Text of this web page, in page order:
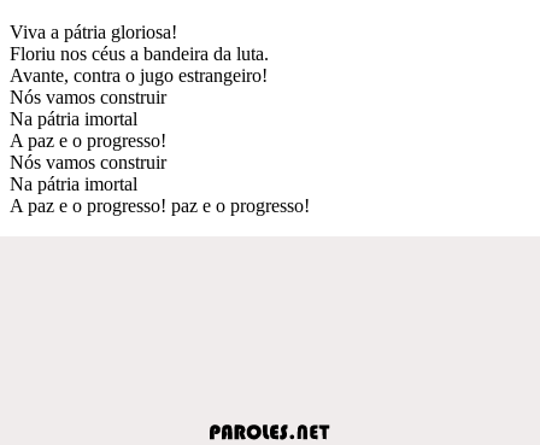
Viva a pátria gloriosa!
Floriu nos céus a bandeira da luta.
Avante, contra o jugo estrangeiro!
Nós vamos construir
Na pátria imortal
A paz e o progresso!
Nós vamos construir
Na pátria imortal
A paz e o progresso! paz e o progresso!